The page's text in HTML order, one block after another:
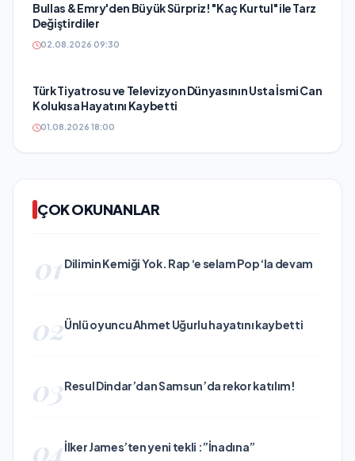
Bullas & Emry'den Büyük Sürpriz! "Kaç Kurtul" ile Tarz
Değiştirdiler
02.08.2026 09:30
Türk Tiyatrosu ve Televizyon Dünyasının Usta İsmi Can
Kolukısa Hayatını Kaybetti
01.08.2026 18:00
ÇOK OKUNANLAR
01 Dilimin Kemiği Yok. Rap ‘e selam Pop ‘la devam
02Ünlü oyuncu Ahmet Uğurlu hayatını kaybetti
03Resul Dindar’dan Samsun’da rekor katılım!
04İlker James’ten yeni tekli :”İnadına”